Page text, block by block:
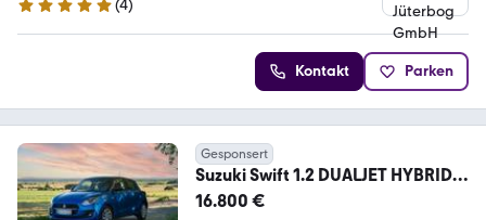
5 Sterne (4)
Kontakt Parken
Gesponsert
Suzuki Swift 1.2 DUALJET HYBRID
Comfort CVT Comfort
16.800 €